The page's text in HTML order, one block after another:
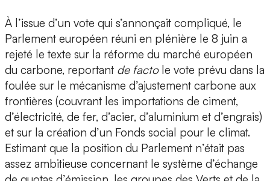
À l’issue d’un vote qui s’annonçait compliqué, le
Parlement européen réuni en plénière le 8 juin a
rejeté le texte sur la réforme du marché européen
du carbone, reportant de factole vote prévu dans la
foulée sur le mécanisme d’ajustement carbone aux
frontières (couvrant les importations de ciment,
d’électricité, de fer, d’acier, d’aluminium et d’engrais)
et sur la création d’un Fonds social pour le climat.
Estimant que la position du Parlement n’était pas
assez ambitieuse concernant le système d’échange